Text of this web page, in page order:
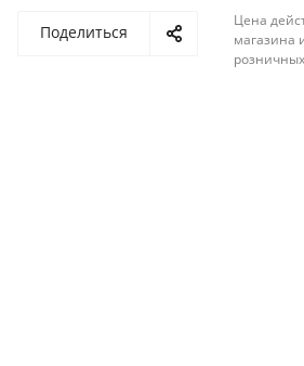
Поделиться
Цена
магазина